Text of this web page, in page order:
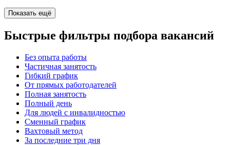
Показать ещё
Быстрые фильтры подбора вакансий
Без опыта работы
Частичная занятость
Гибкий график
От прямых работодателей
Полная занятость
Полный день
Для людей с инвалидностью
Сменный график
Вахтовый метод
За последние три дня